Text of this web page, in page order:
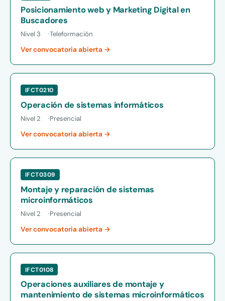
Posicionamiento web y Marketing Digital en
Buscadores
Nivel 3 Teleformación
Ver convocatoria abierta →
IFCT0210
Operación de sistemas informáticos
Nivel 2 Presencial
Ver convocatoria abierta →
IFCT0309
Montaje y reparación de sistemas
microinformáticos
Nivel 2 Presencial
Ver convocatoria abierta →
IFCT0108
Operaciones auxiliares de montaje y
mantenimiento de sistemas microinformáticos